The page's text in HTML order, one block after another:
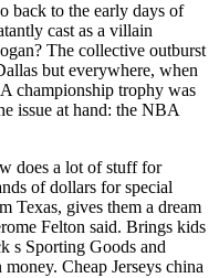
back to the early days of
cast as a villain
The collective outburst
but everywhere, when
championship trophy was
issue at hand: the NBA
does a lot of stuff for
of dollars for special
Texas, gives them a dream
Felton said. Brings kids
s Sporting Goods and
Cheap Jerseys china